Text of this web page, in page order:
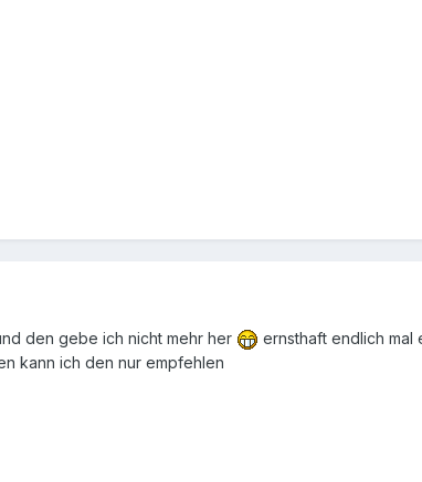
den gebe ich nicht mehr her
ernsthaft endlich mal
kann ich den nur empfehlen